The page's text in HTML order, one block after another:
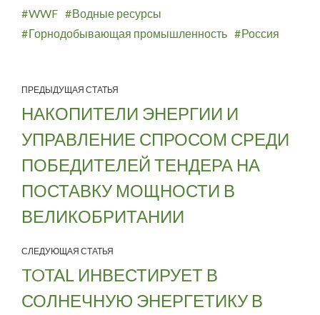
WWF
Водные ресурсы
Горнодобывающая промышленность
Россия
ПРЕДЫДУЩАЯ СТАТЬЯ
НАКОПИТЕЛИ ЭНЕРГИИ И
УПРАВЛЕНИЕ СПРОСОМ СРЕДИ
ПОБЕДИТЕЛЕЙ ТЕНДЕРА НА
ПОСТАВКУ МОЩНОСТИ В
ВЕЛИКОБРИТАНИИ
СЛЕДУЮЩАЯ СТАТЬЯ
TOTAL ИНВЕСТИРУЕТ В
СОЛНЕЧНУЮ ЭНЕРГЕТИКУ В